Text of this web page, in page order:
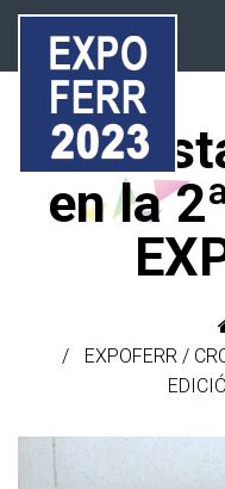
CRC
en la
EXPOFERR /